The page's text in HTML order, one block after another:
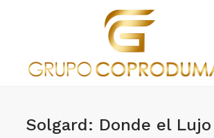
Solgard: Donde el